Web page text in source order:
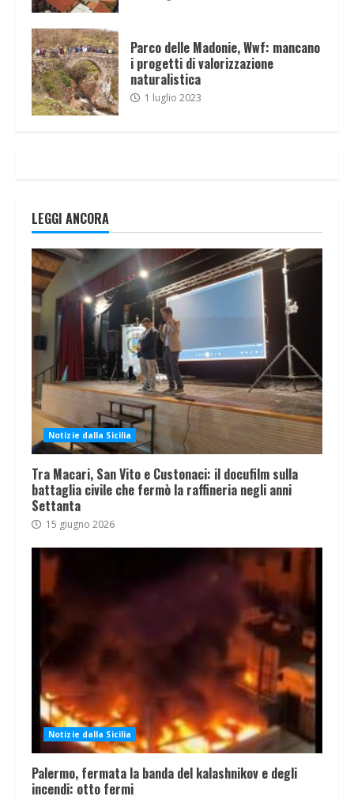
Parco delle Madonie, Wwf: mancano
i progetti di valorizzazione
naturalistica
1 luglio 2023
LEGGI ANCORA
Notizie dalla Sicilia
Tra Macari, San Vito e Custonaci: il docufilm sulla
battaglia civile che fermò la raffineria negli anni
Settanta
15 giugno 2026
Notizie dalla Sicilia
Palermo, fermata la banda del kalashnikov e degli
incendi: otto fermi